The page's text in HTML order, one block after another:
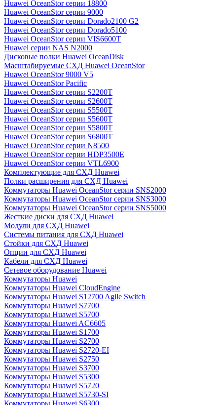
Huawei OceanStor серии 18800
Huawei OceanStor серии 9000
Huawei OceanStor серии Dorado2100 G2
Huawei OceanStor серии Dorado5100
Huawei OceanStor серии VIS6600T
Huawei серии NAS N2000
Дисковые полки Huawei OceanDisk
Масштабируемые СХД Huawei OceanStor
Huawei OceanStor 9000 V5
Huawei OceanStor Pacific
Huawei OceanStor серии S2200T
Huawei OceanStor серии S2600T
Huawei OceanStor серии S5500T
Huawei OceanStor серии S5600T
Huawei OceanStor серии S5800T
Huawei OceanStor серии S6800T
Huawei OceanStor серии N8500
Huawei OceanStor серии HDP3500E
Huawei OceanStor серии VTL6900
Комплектующие для СХД Huawei
Полки расширения для СХД Huawei
Коммутаторы Huawei OceanStor серии SNS2000
Коммутаторы Huawei OceanStor серии SNS3000
Коммутаторы Huawei OceanStor серии SNS5000
Жесткие диски для СХД Huawei
Модули для СХД Huawei
Системы питания для СХД Huawei
Стойки для СХД Huawei
Опции для СХД Huawei
Кабели для СХД Huawei
Сетевое оборудование Huawei
Коммутаторы Huawei
Коммутаторы Huawei CloudEngine
Коммутаторы Huawei S12700 Agile Switch
Коммутаторы Huawei S7700
Коммутаторы Huawei S5700
Коммутаторы Huawei AC6605
Коммутаторы Huawei S1700
Коммутаторы Huawei S2700
Коммутаторы Huawei S2720-EI
Коммутаторы Huawei S2750
Коммутаторы Huawei S3700
Коммутаторы Huawei S5300
Коммутаторы Huawei S5720
Коммутаторы Huawei S5730-SI
Коммутаторы Huawei S6300